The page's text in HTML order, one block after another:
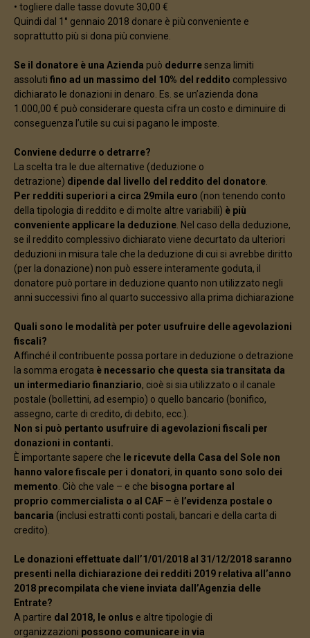
• togliere dalle tasse dovute 30,00 €
Quindi dal 1° gennaio 2018 donare è più conveniente e
soprattutto più si dona più conviene.
Se il donatore è una Azienda può dedurresenza limiti
assoluti fino ad un massimo del 10% del reddito complessivo
dichiarato le donazioni in denaro. Es. se un’azienda dona
1.000,00 € può considerare questa cifra un costo e diminuire di
conseguenza l’utile su cui si pagano le imposte.
Conviene dedurre o detrarre?
La scelta tra le due alternative (deduzione o
detrazione) dipende dal livello del reddito del donatore.
Per redditi superiori a circa 29mila euro (non tenendo conto
della tipologia di reddito e di molte altre variabili) è più
conveniente applicare la deduzione. Nel caso della deduzione,
se il reddito complessivo dichiarato viene decurtato da ulteriori
deduzioni in misura tale che la deduzione di cui si avrebbe diritto
(per la donazione) non può essere interamente goduta, il
donatore può portare in deduzione quanto non utilizzato negli
anni successivi fino al quarto successivo alla prima dichiarazione
Quali sono le modalità per poter usufruire delle agevolazioni
fiscali?
Affinché il contribuente possa portare in deduzione o detrazione
la somma erogata è necessario che questa sia transitata da
un intermediario finanziario, cioè si sia utilizzato o il canale
postale (bollettini, ad esempio) o quello bancario (bonifico,
assegno, carte di credito, di debito, ecc.).
Non si può pertanto usufruire di agevolazioni fiscali per
donazioni in contanti.
È importante sapere che le ricevute della Casa del Sole non
hanno valore fiscale per i donatori, in quanto sono solo dei
memento. Ciò che vale – e che bisogna portare al
proprio commercialista o al CAF – è l’evidenza postale o
bancaria (inclusi estratti conti postali, bancari e della carta di
credito).
Le donazioni effettuate dall’1/01/2018 al 31/12/2018 saranno
presenti nella dichiarazione dei redditi 2019 relativa all’anno
2018 precompilata che viene inviata dall’Agenzia delle
Entrate?
A partire dal 2018, le onlus e altre tipologie di
organizzazioni possono comunicare in via